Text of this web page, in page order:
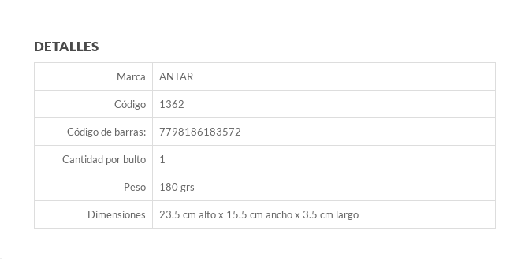
DETALLES
Marca ANTAR
Código 1362
Código de barras: 7798186183572
Cantidad por bulto 1
Peso 180 grs
Dimensiones 23.5 cm alto x 15.5 cm ancho x 3.5 cm largo